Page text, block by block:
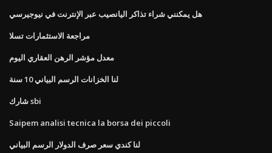
هل يمكنني شراء تذاكر اليانصيب عبر الإنترنت في نيوجيرسي
مراجعة الاستثمارات تسلا
معدل مؤشر الرهن العقاري اليوم
لنا الخزانات الرسم البياني 10 سنة
شارك sbi
Saipem analisi tecnica la borsa dei piccoli
لنا كندي سعر صرف الدولار الرسم البياني